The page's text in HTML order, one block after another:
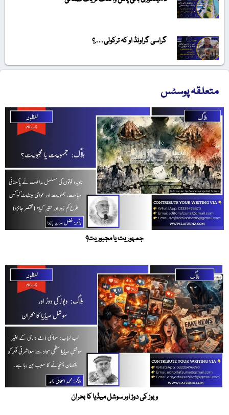
گراسی گراونڈ او کہ ترکولی….؟
متعلقہ پوسٹس
جمہوریت یا مجبوریت؟
ویوز کی دوڑ اور سوشل میڈیا کا بحران